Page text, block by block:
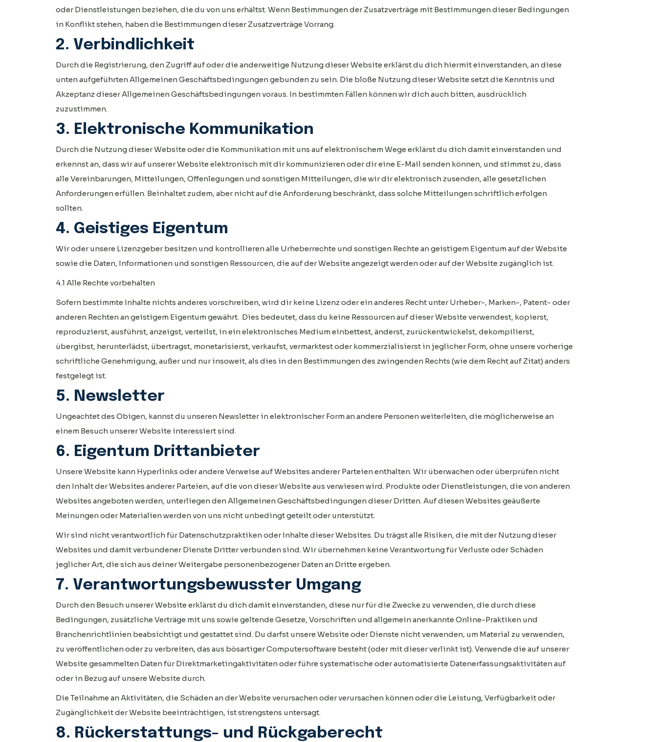
oder Dienstleistungen beziehen, die du von uns erhältst. Wenn Bestimmungen der Zusatzverträge mit Bestimmungen dieser Bedingungen
in Konflikt stehen, haben die Bestimmungen dieser Zusatzverträge Vorrang.
2. Verbindlichkeit
Durch die Registrierung, den Zugriff auf oder die anderweitige Nutzung dieser Website erklärst du dich hiermit einverstanden, an diese
unten aufgeführten Allgemeinen Geschäftsbedingungen gebunden zu sein. Die bloße Nutzung dieser Website setzt die Kenntnis und
Akzeptanz dieser Allgemeinen Geschäftsbedingungen voraus. In bestimmten Fällen können wir dich auch bitten, ausdrücklich
zuzustimmen.
3. Elektronische Kommunikation
Durch die Nutzung dieser Website oder die Kommunikation mit uns auf elektronischem Wege erklärst du dich damit einverstanden und
erkennst an, dass wir auf unserer Website elektronisch mit dir kommunizieren oder dir eine E-Mail senden können, und stimmst zu, dass
alle Vereinbarungen, Mitteilungen, Offenlegungen und sonstigen Mitteilungen, die wir dir elektronisch zusenden, alle gesetzlichen
Anforderungen erfüllen. Beinhaltet zudem, aber nicht auf die Anforderung beschränkt, dass solche Mitteilungen schriftlich erfolgen
sollten.
4. Geistiges Eigentum
Wir oder unsere Lizenzgeber besitzen und kontrollieren alle Urheberrechte und sonstigen Rechte an geistigem Eigentum auf der Website
sowie die Daten, Informationen und sonstigen Ressourcen, die auf der Website angezeigt werden oder auf der Website zugänglich ist.
4.1 Alle Rechte vorbehalten
Sofern bestimmte Inhalte nichts anderes vorschreiben, wird dir keine Lizenz oder ein anderes Recht unter Urheber-, Marken-, Patent- oder
anderen Rechten an geistigem Eigentum gewährt. Dies bedeutet, dass du keine Ressourcen auf dieser Website verwendest, kopierst,
reproduzierst, ausführst, anzeigst, verteilst, in ein elektronisches Medium einbettest, änderst, zurückentwickelst, dekompilierst,
übergibst, herunterlädst, übertragst, monetarisierst, verkaufst, vermarktest oder kommerzialisierst in jeglicher Form, ohne unsere vorherige
schriftliche Genehmigung, außer und nur insoweit, als dies in den Bestimmungen des zwingenden Rechts (wie dem Recht auf Zitat) anders
festgelegt ist.
5. Newsletter
Ungeachtet des Obigen, kannst du unseren Newsletter in elektronischer Form an andere Personen weiterleiten, die möglicherweise an
einem Besuch unserer Website interessiert sind.
6. Eigentum Drittanbieter
Unsere Website kann Hyperlinks oder andere Verweise auf Websites anderer Parteien enthalten. Wir überwachen oder überprüfen nicht
den Inhalt der Websites anderer Parteien, auf die von dieser Website aus verwiesen wird. Produkte oder Dienstleistungen, die von anderen
Websites angeboten werden, unterliegen den Allgemeinen Geschäftsbedingungen dieser Dritten. Auf diesen Websites geäußerte
Meinungen oder Materialien werden von uns nicht unbedingt geteilt oder unterstützt.
Wir sind nicht verantwortlich für Datenschutzpraktiken oder Inhalte dieser Websites. Du trägst alle Risiken, die mit der Nutzung dieser
Websites und damit verbundener Dienste Dritter verbunden sind. Wir übernehmen keine Verantwortung für Verluste oder Schäden
jeglicher Art, die sich aus deiner Weitergabe personenbezogener Daten an Dritte ergeben.
7. Verantwortungsbewusster Umgang
Durch den Besuch unserer Website erklärst du dich damit einverstanden, diese nur für die Zwecke zu verwenden, die durch diese
Bedingungen, zusätzliche Verträge mit uns sowie geltende Gesetze, Vorschriften und allgemein anerkannte Online-Praktiken und
Branchenrichtlinien beabsichtigt und gestattet sind. Du darfst unsere Website oder Dienste nicht verwenden, um Material zu verwenden,
zu veröffentlichen oder zu verbreiten, das aus bösartiger Computersoftware besteht (oder mit dieser verlinkt ist). Verwende die auf unserer
Website gesammelten Daten für Direktmarketingaktivitäten oder führe systematische oder automatisierte Datenerfassungsaktivitäten auf
oder in Bezug auf unsere Website durch.
Die Teilnahme an Aktivitäten, die Schäden an der Website verursachen oder verursachen können oder die Leistung, Verfügbarkeit oder
Zugänglichkeit der Website beeinträchtigen, ist strengstens untersagt.
8. Rückerstattungs- und Rückgaberecht